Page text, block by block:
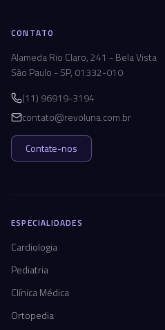
CONTATO
Alameda Rio Claro, 241 - Bela Vista
São Paulo - SP, 01332-010
(11) 96919-3194
contato@revoluna.com.br
Contate-nos
ESPECIALIDADES
Cardiologia
Pediatria
Clínica Médica
Ortopedia